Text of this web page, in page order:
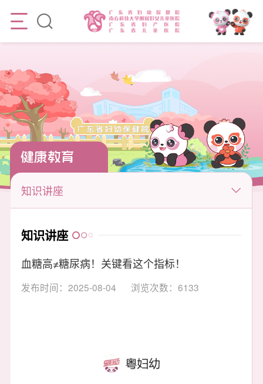
知识讲座
健康教育
知识讲座
血糖高≠糖尿病！关键看这个指标！
发布时间：2025-08-04 浏览次数：6133